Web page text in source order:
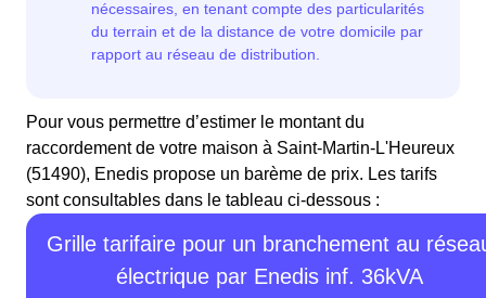
Pour vous permettre d’estimer le montant du
raccordement de votre maison à Saint-Martin-L'Heureux
(51490), Enedis propose un barème de prix. Les tarifs
sont consultables dans le tableau ci-dessous :
Grille tarifaire pour un branchement au
électrique par Enedis inf. 36kVA